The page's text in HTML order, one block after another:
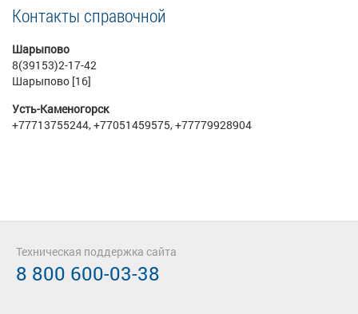
Контакты справочной
Шарыпово
8(39153)2-17-42
Шарыпово [16]
Усть-Каменогорск
+77713755244, +77051459575, +77779928904
Техническая поддержка сайта
8 800 600-03-38